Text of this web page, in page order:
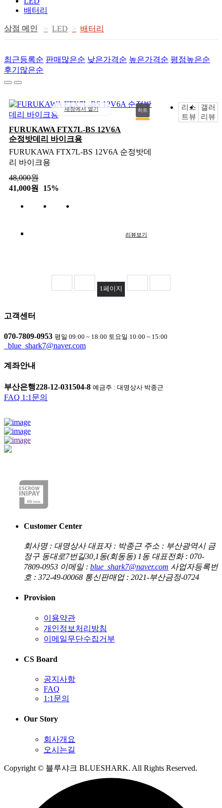
배터리
상점 메인 LED 배터리
최근등록순 판매많은순 낮은가격순 높은가격순 평점높은순
후기많은순
리스
트뷰
갤러
리뷰
히트
인기
새창에서 열기
FURUKAWA FTX7L-BS 12V6A
순정밧데리 바이크용
FURUKAWA FTX7L-BS 12V6A 순정밧데
리 바이크용
48,000원
41,000원
15%
리뷰보기
1페이지
고객센터
070-7809-0953 평일 09:00 ~ 18:00 토요일 10:00 ~ 15:00
blue_shark7@naver.com
계좌안내
부산은행228-12-031504-8 예금주 : 대명상사 박종근
FAQ 1:1문의
Customer Center
회사명 : 대명상사 대표자 : 박종근 주소 : 부산광역시 금
정구 동대로7번길30,1동(회동동) 1동 대표전화 : 070-
7809-0953 이메일 : blue_shark7@naver.com 사업자등록번
호 : 372-49-00068 통신판매업 : 2021-부산금정-0724
Provision
이용약관
개인정보처리방침
이메일무단수집거부
CS Board
공지사항
FAQ
1:1문의
Our Story
회사개요
오시는길
Copyright © 블루샤크 BLUESHARK. All Rights Reserved.